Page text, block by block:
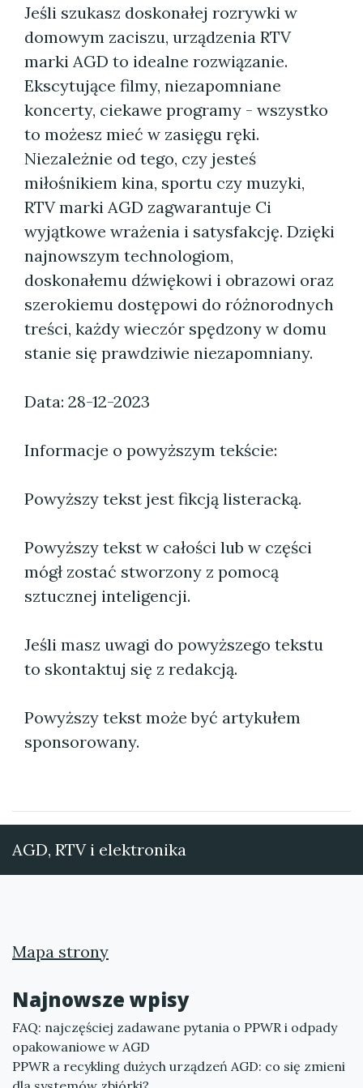
Jeśli szukasz doskonałej rozrywki w
domowym zaciszu, urządzenia RTV
marki AGD to idealne rozwiązanie.
Ekscytujące filmy, niezapomniane
koncerty, ciekawe programy - wszystko
to możesz mieć w zasięgu ręki.
Niezależnie od tego, czy jesteś
miłośnikiem kina, sportu czy muzyki,
RTV marki AGD zagwarantuje Ci
wyjątkowe wrażenia i satysfakcję. Dzięki
najnowszym technologiom,
doskonałemu dźwiękowi i obrazowi oraz
szerokiemu dostępowi do różnorodnych
treści, każdy wieczór spędzony w domu
stanie się prawdziwie niezapomniany.
Data: 28-12-2023
Informacje o powyższym tekście:
Powyższy tekst jest fikcją listeracką.
Powyższy tekst w całości lub w części
mógł zostać stworzony z pomocą
sztucznej inteligencji.
Jeśli masz uwagi do powyższego tekstu
to skontaktuj się z redakcją.
Powyższy tekst może być artykułem
sponsorowany.
AGD, RTV i elektronika
Mapa strony
Najnowsze wpisy
FAQ: najczęściej zadawane pytania o PPWR i odpady
opakowaniowe w AGD
PPWR a recykling dużych urządzeń AGD: co się zmieni